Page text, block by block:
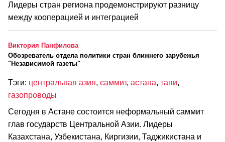
Лидеры стран региона продемонстрируют разницу
между кооперацией и интеграцией
Виктория Панфилова
Обозреватель отдела политики стран ближнего зарубежья
"Независимой газеты"
Тэги: центральная азия, саммит, астана, тапи,
газопроводы
Сегодня в Астане состоится неформальный саммит
глав государств Центральной Азии. Лидеры
Казахстана, Узбекистана, Киргизии, Таджикистана и